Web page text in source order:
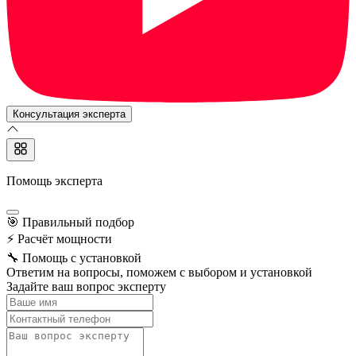
Консультация эксперта
Помощь эксперта
🎯 Правильный подбор
⚡ Расчёт мощности
🔧 Помощь с установкой
Ответим на вопросы, поможем с выбором и установкой
Задайте ваш вопрос эксперту